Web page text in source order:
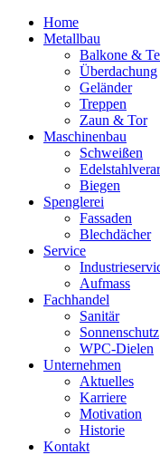
Home
Metallbau
Balkone &
Überdachung
Geländer
Treppen
Zaun & Tor
Maschinenbau
Schweißen
Biegen
Spenglerei
Fassaden
Blechdächer
Service
Aufmass
Fachhandel
Sanitär
Sonnenschutz
WPC-Dielen
Unternehmen
Aktuelles
Karriere
Motivation
Historie
Kontakt